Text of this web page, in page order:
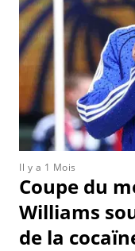
Il y a 1 Mois
Coupe du
Williams
de la